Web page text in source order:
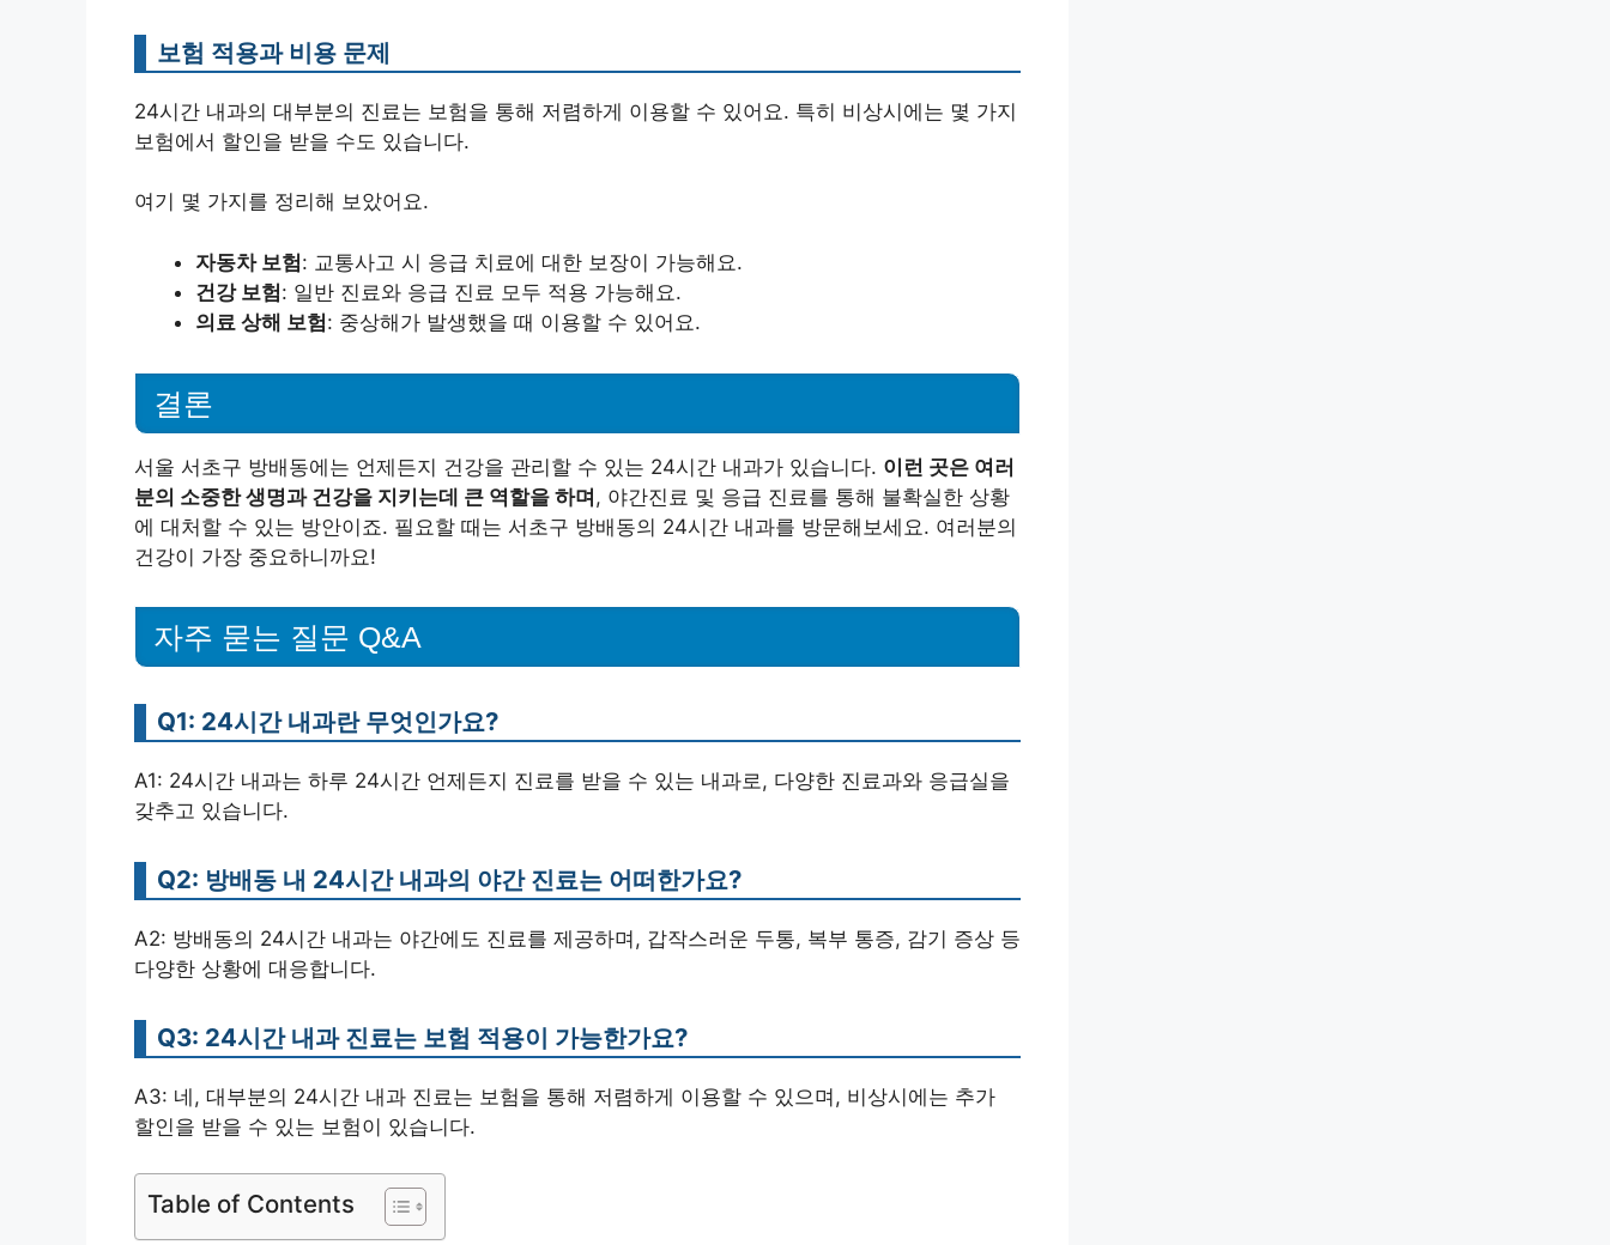
보험 적용과 비용 문제
24시간 내과의 대부분의 진료는 보험을 통해 저렴하게 이용할 수 있어요. 특히 비상시에는 몇 가지
보험에서 할인을 받을 수도 있습니다.
여기 몇 가지를 정리해 보았어요.
자동차 보험: 교통사고 시 응급 치료에 대한 보장이 가능해요.
건강 보험: 일반 진료와 응급 진료 모두 적용 가능해요.
의료 상해 보험: 중상해가 발생했을 때 이용할 수 있어요.
결론
서울 서초구 방배동에는 언제든지 건강을 관리할 수 있는 24시간 내과가 있습니다. 이런 곳은 여러
분의 소중한 생명과 건강을 지키는데 큰 역할을 하며, 야간진료 및 응급 진료를 통해 불확실한 상황
에 대처할 수 있는 방안이죠. 필요할 때는 서초구 방배동의 24시간 내과를 방문해보세요. 여러분의
건강이 가장 중요하니까요!
자주 묻는 질문 Q&A
Q1: 24시간 내과란 무엇인가요?
A1: 24시간 내과는 하루 24시간 언제든지 진료를 받을 수 있는 내과로, 다양한 진료과와 응급실을
갖추고 있습니다.
Q2: 방배동 내 24시간 내과의 야간 진료는 어떠한가요?
A2: 방배동의 24시간 내과는 야간에도 진료를 제공하며, 갑작스러운 두통, 복부 통증, 감기 증상 등
다양한 상황에 대응합니다.
Q3: 24시간 내과 진료는 보험 적용이 가능한가요?
A3: 네, 대부분의 24시간 내과 진료는 보험을 통해 저렴하게 이용할 수 있으며, 비상시에는 추가
할인을 받을 수 있는 보험이 있습니다.
Table of Contents